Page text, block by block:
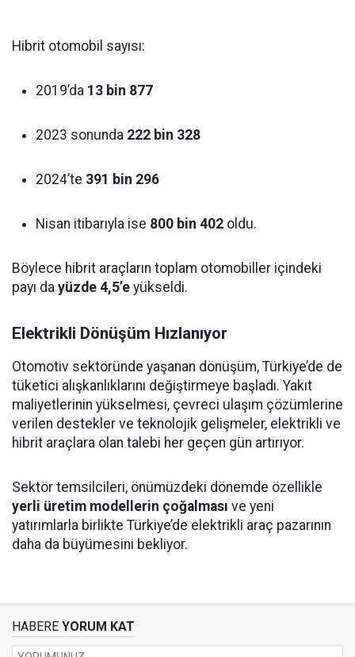
Hibrit otomobil sayısı:
2019’da 13 bin 877
2023 sonunda 222 bin 328
2024’te 391 bin 296
Nisan itibarıyla ise 800 bin 402 oldu.
Böylece hibrit araçların toplam otomobiller içindeki
payı da yüzde 4,5’e yükseldi.
Elektrikli Dönüşüm Hızlanıyor
Otomotiv sektöründe yaşanan dönüşüm, Türkiye’de de
tüketici alışkanlıklarını değiştirmeye başladı. Yakıt
maliyetlerinin yükselmesi, çevreci ulaşım çözümlerine
verilen destekler ve teknolojik gelişmeler, elektrikli ve
hibrit araçlara olan talebi her geçen gün artırıyor.
Sektör temsilcileri, önümüzdeki dönemde özellikle
yerli üretim modellerin çoğalması ve yeni
yatırımlarla birlikte Türkiye’de elektrikli araç pazarının
daha da büyümesini bekliyor.
HABERE YORUM KAT